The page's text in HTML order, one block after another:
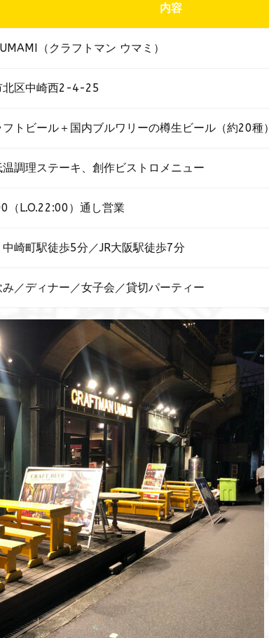
内容
（クラフトマン ウマミ）
北区中崎西2-4-25
トビール＋国内ブルワリーの樽生ビール（約20種）
調理ステーキ、創作ビストロメニュー
（L.O.22:00）通し営業
崎町駅徒歩5分／JR大阪駅徒歩7分
／ディナー／女子会／貸切パーティー